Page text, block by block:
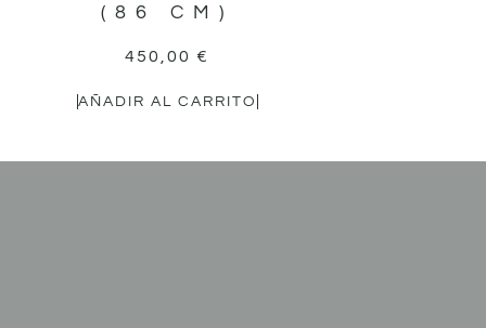
(86 CM)
450,00€
AÑADIR AL CARRITO